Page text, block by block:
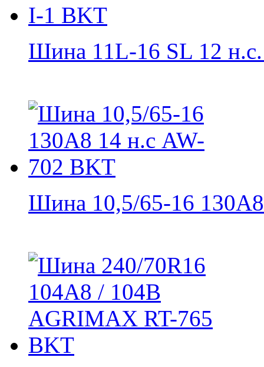
Шина 11L-16 SL 12
Шина 10,5/65-16